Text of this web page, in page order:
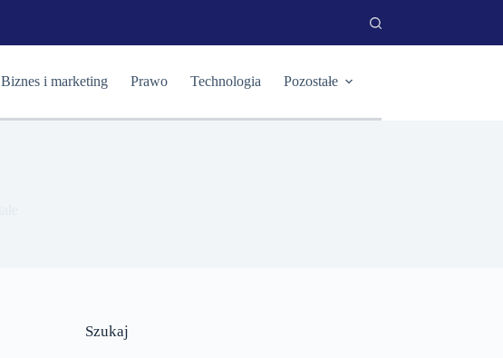
Biznes i marketing Prawo Technologia Pozostałe
Szukaj